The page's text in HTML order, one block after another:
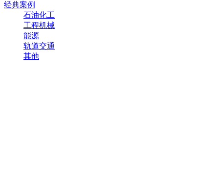
经典案例
石油化工
工程机械
能源
轨道交通
其他